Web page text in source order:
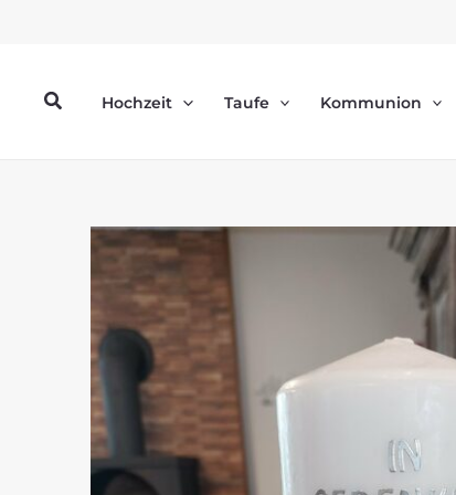
SuchenHochzeit Taufe Kommunion